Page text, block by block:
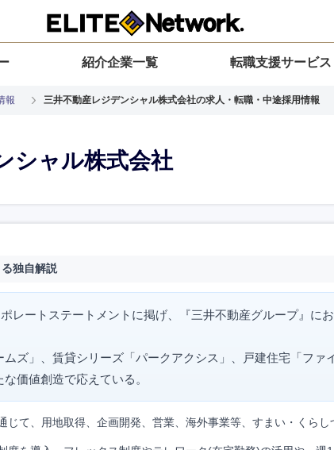
紹介企業一覧 転職支援サービス
報 三井不動産レジデンシャル株式会社の求人・転職・中途採用情報
シャル株式会社
独自解説
レートステートメントに掲げ、『三井不動産グループ』に
ズ」、賃貸シリーズ「パークアクシス」、戸建住宅「ファ
価値創造で応えている。
じて、用地取得、企画開発、営業、海外事業等、すまい・くら